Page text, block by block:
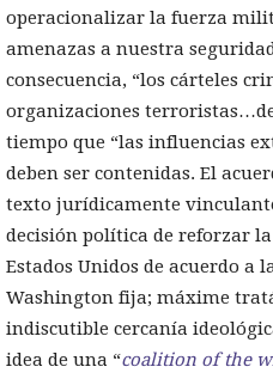
operacionalizar la fuerza
amenazas a nuestra
consecuencia, “los cárteles
organizaciones
tiempo que “las influencias
deben ser contenidas. El
texto jurídicamente
decisión política de reforzar
Estados Unidos de acuerdo a
Washington fija; máxime
indiscutible cercanía
idea de una “coalition of the